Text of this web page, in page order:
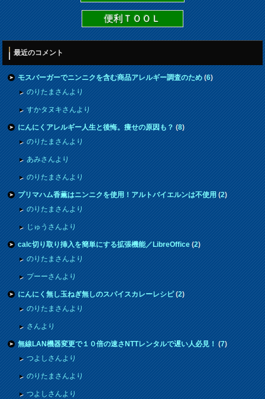
便利ＴＯＯＬ
最近のコメント
モスバーガーでニンニクを含む商品アレルギー調査のため(6)
のりたまさんより
すかタヌキさんより
にんにくアレルギー人生と後悔。痩せの原因も？(8)
のりたまさんより
あみさんより
のりたまさんより
プリマハム香薫はニンニクを使用！アルトバイエルンは不使用(2)
のりたまさんより
じゅうさんより
calc切り取り挿入を簡単にする拡張機能／LibreOffice(2)
のりたまさんより
プーーさんより
にんにく無し玉ねぎ無しのスパイスカレーレシピ(2)
のりたまさんより
さんより
無線LAN機器変更で１０倍の速さNTTレンタルで遅い人必見！(7)
つよしさんより
のりたまさんより
つよしさんより